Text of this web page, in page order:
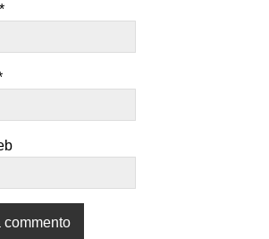
*